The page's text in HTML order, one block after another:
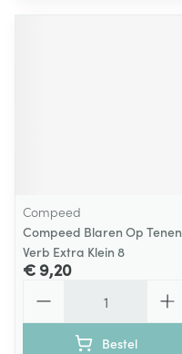
Compeed
Compeed Blaren Op Tenen
Verb Extra Klein 8
€ 9,20
Bestel